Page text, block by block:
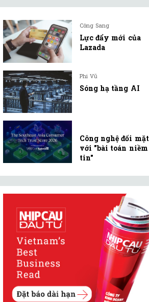
Công Sang
Lực đẩy mới của
Lazada
Phi Vũ
Sóng hạ tầng AI
Công nghệ đối mặt
với "bài toán niềm
tin"